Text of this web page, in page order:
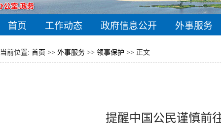
首页 工作动态 政府信息公开 外事服务
当前位置: 首页 >> 外事服务 >> 领事保护 >> 正文
提醒中国公民谨慎前